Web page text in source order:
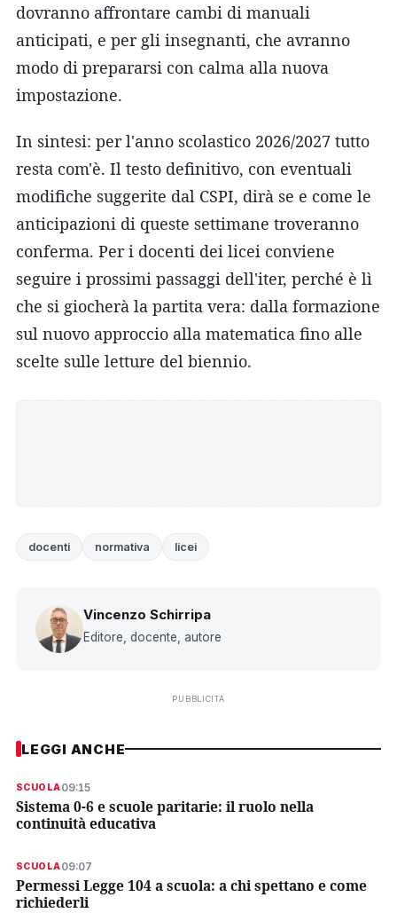
dovranno affrontare cambi di manuali
anticipati, e per gli insegnanti, che avranno
modo di prepararsi con calma alla nuova
impostazione.
In sintesi: per l'anno scolastico 2026/2027 tutto
resta com'è. Il testo definitivo, con eventuali
modifiche suggerite dal CSPI, dirà se e come le
anticipazioni di queste settimane troveranno
conferma. Per i docenti dei licei conviene
seguire i prossimi passaggi dell'iter, perché è lì
che si giocherà la partita vera: dalla formazione
sul nuovo approccio alla matematica fino alle
scelte sulle letture del biennio.
docenti normativa licei
Vincenzo Schirripa
Editore, docente, autore
PUBBLICITÀ
LEGGI ANCHE
SCUOLA09:15
Sistema 0-6 e scuole paritarie: il ruolo nella
continuità educativa
SCUOLA09:07
Permessi Legge 104 a scuola: a chi spettano e come
richiederli